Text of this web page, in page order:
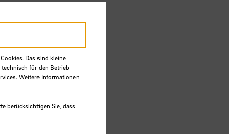
Das sind kleine
für den Betrieb
Weitere Informationen
berücksichtigen Sie, dass